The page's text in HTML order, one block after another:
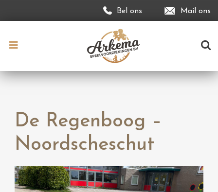
Bel ons Mail ons
De Regenboog –
Noordscheschut